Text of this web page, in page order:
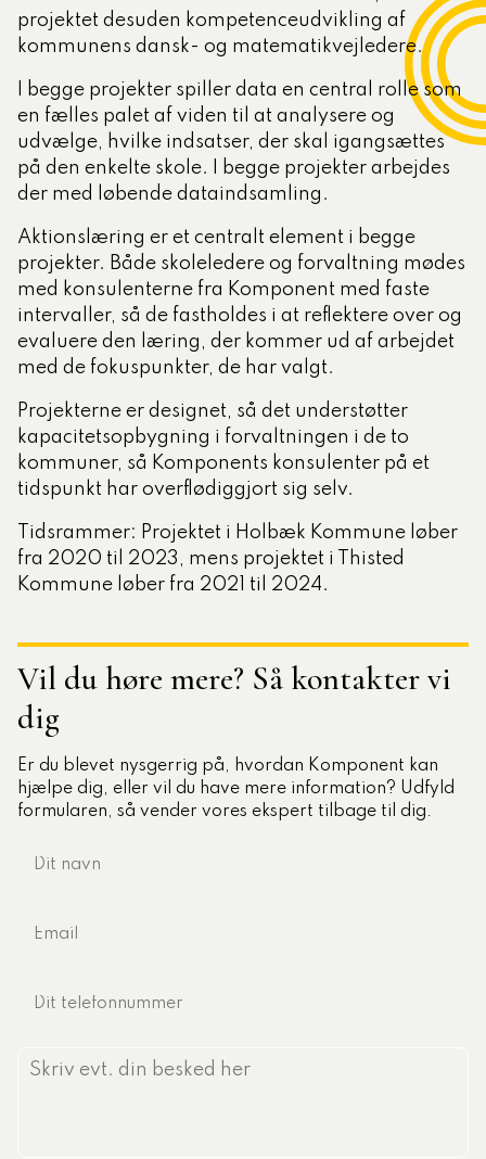
projektet desuden kompetenceudvikling af
kommunens dansk- og matematikvejledere.
I begge projekter spiller data en central rolle som
en fælles palet af viden til at analysere og
udvælge, hvilke indsatser, der skal igangsættes
på den enkelte skole. I begge projekter arbejdes
der med løbende dataindsamling.
Aktionslæring er et centralt element i begge
projekter. Både skoleledere og forvaltning mødes
med konsulenterne fra Komponent med faste
intervaller, så de fastholdes i at reflektere over og
evaluere den læring, der kommer ud af arbejdet
med de fokuspunkter, de har valgt.
Projekterne er designet, så det understøtter
kapacitetsopbygning i forvaltningen i de to
kommuner, så Komponents konsulenter på et
tidspunkt har overflødiggjort sig selv.
Tidsrammer: Projektet i Holbæk Kommune løber
fra 2020 til 2023, mens projektet i Thisted
Kommune løber fra 2021 til 2024.
Vil du høre mere? Så kontakter vi
dig
Er du blevet nysgerrig på, hvordan Komponent kan
hjælpe dig, eller vil du have mere information? Udfyld
formularen, så vender vores ekspert tilbage til dig.